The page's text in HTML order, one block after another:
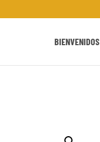
BIENVENIDOS